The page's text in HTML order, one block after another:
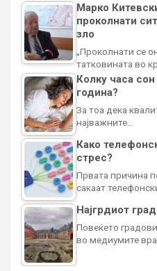
Марко
проколнати
зло
„Проколнати се
татковината во
Колку часа
година?
За тоа дека
најважните…
Како
стрес?
Првата причина
сакаат
Најгрдиот
Повеќето
во медиумите